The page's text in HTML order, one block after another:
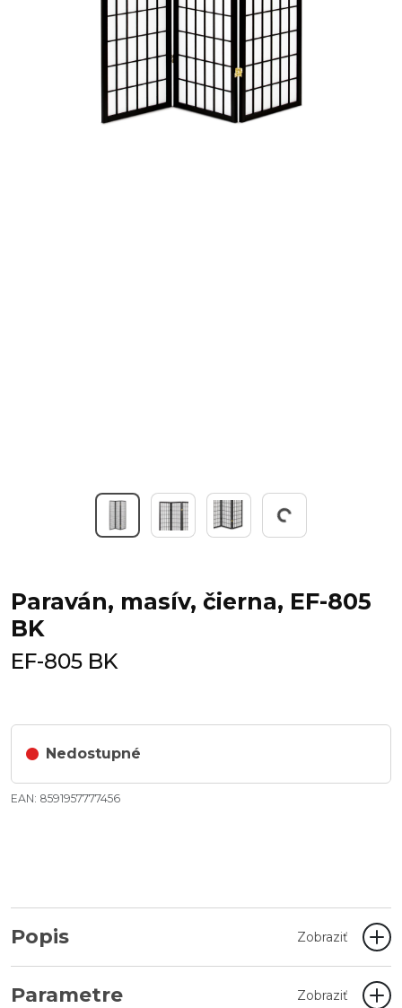
Working...
Paraván, masív, čierna, EF-805
BK
EF-805 BK
Nedostupné
EAN: 8591957777456
Popis Zobraziť
Parametre Zobraziť